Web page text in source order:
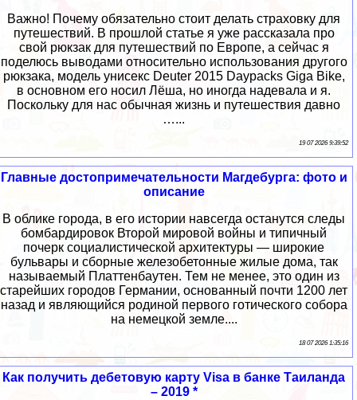
Важно! Почему обязательно стоит делать страховку для
путешествий. В прошлой статье я уже рассказала про
свой рюкзак для путешествий по Европе, а сейчас я
поделюсь выводами относительно использования другого
рюкзака, модель унисекс Deuter 2015 Daypacks Giga Bike,
в основном его носил Лёша, но иногда надевала и я.
Поскольку для нас обычная жизнь и путешествия давно
…...
19 07 2026 9:39:52
Главные достопримечательности Магдебурга: фото и
описание
В облике города, в его истории навсегда останутся следы
бомбардировок Второй мировой войны и типичный
почерк социалистической архитектуры — широкие
бульвары и сборные железобетонные жилые дома, так
называемый Платтенбаутен. Тем не менее, это один из
старейших городов Германии, основанный почти 1200 лет
назад и являющийся родиной первого готического собора
на немецкой земле....
18 07 2026 1:35:16
Как получить дебетовую карту Visa в банке Таиланда
– 2019 *